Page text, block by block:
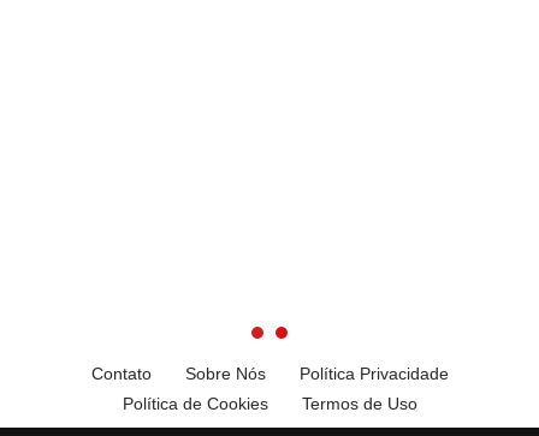
Contato Sobre Nós
Política Privacidade
Política de Cookies
Termos de Uso